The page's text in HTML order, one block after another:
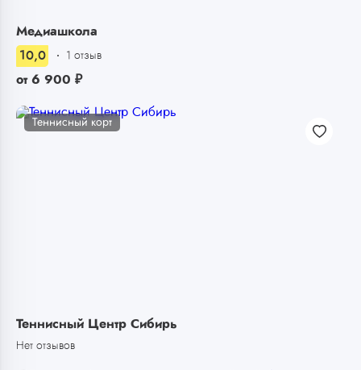
Медиашкола
10,0
1 отзыв
от 6 900 ₽
Теннисный корт
Теннисный Центр Сибирь
Нет отзывов